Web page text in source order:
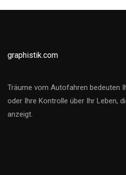
graphistik.com
Träume vom Autofahren bedeuten
oder Ihre Kontrolle über Ihr Leben,
anzeigt.